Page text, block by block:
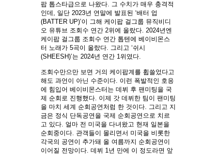
팝 톱스타급으로 나왔다. 그 수치가 매우 충격적
인데, 일단 2023년 연말에 발표된 ‘배터 업
(BATTER UP)’이 그해 케이팝 걸그룹 뮤직비디
오 유튜브 조회수 연간 2위에 올랐다. 2024년엔
케이팝 걸그룹 조회수 연간 톱텐에 베이비몬스
터 노래가 5곡이 올랐다. 그리고 ‘쉬시
(SHEESH)’는 2024년 연간 1위였다.
조회수만으만 보면 거의 케이팝계를 휩쓸었다고
해도 과언이 아닌 수준이다. 이런 폭발적인 호응
에 힘입어 베이비몬스터는 데뷔 후 팬미팅을 국
제 순회로 진행했다. 이제 갓 데뷔한 팀이 팬미팅
을 마치 세계 순회공연처럼 한 것이다. 그리고 지
금은 정식 단독공연을 국제 순회공연으로 치르
고 있다. 얼마 전 미국을 다녀왔고 현재 일본을
순회중이다. 관객들이 몰리면서 미국을 비롯한
각국의 공연이 추가돼 올 여름까지 순회공연이
이어질 전망이다. 데뷔 1년 만에 이 정도라면 앞